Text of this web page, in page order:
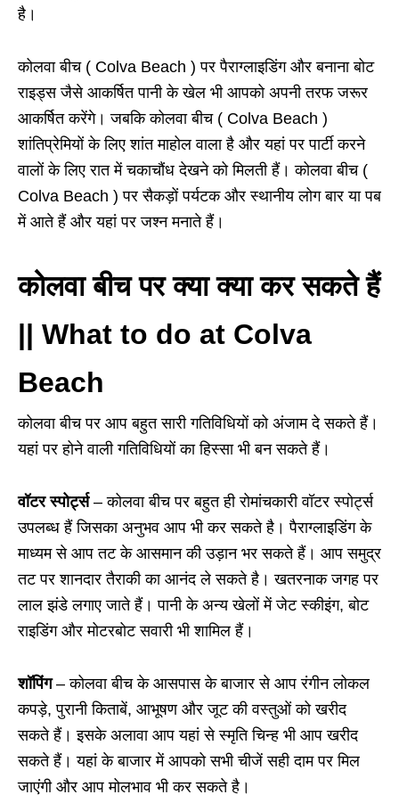
है।
कोलवा बीच ( Colva Beach ) पर पैराग्लाइडिंग और बनाना बोट
राइड्स जैसे आकर्षित पानी के खेल भी आपको अपनी तरफ जरूर
आकर्षित करेंगे। जबकि कोलवा बीच ( Colva Beach )
शांतिप्रेमियों के लिए शांत माहोल वाला है और यहां पर पार्टी करने
वालों के लिए रात में चकाचौंध देखने को मिलती हैं। कोलवा बीच (
Colva Beach ) पर सैकड़ों पर्यटक और स्थानीय लोग बार या पब
में आते हैं और यहां पर जश्न मनाते हैं।
कोलवा बीच पर क्या क्या कर सकते हैं
|| What to do at Colva
Beach
कोलवा बीच पर आप बहुत सारी गतिविधियों को अंजाम दे सकते हैं।
यहां पर होने वाली गतिविधियों का हिस्सा भी बन सकते हैं।
वॉटर स्पोर्ट्स– कोलवा बीच पर बहुत ही रोमांचकारी वॉटर स्पोर्ट्स
उपलब्ध हैं जिसका अनुभव आप भी कर सकते है। पैराग्लाइडिंग के
माध्यम से आप तट के आसमान की उड़ान भर सकते हैं। आप समुद्र
तट पर शानदार तैराकी का आनंद ले सकते है। खतरनाक जगह पर
लाल झंडे लगाए जाते हैं। पानी के अन्य खेलों में जेट स्कीइंग,बोट
राइडिंग और मोटरबोट सवारी भी शामिल हैं।
शॉपिंग– कोलवा बीच के आसपास के बाजार से आप रंगीन लोकल
कपड़े,पुरानी किताबें, आभूषण और जूट की वस्तुओं को खरीद
सकते हैं। इसके अलावा आप यहां से स्मृति चिन्ह भी आप खरीद
सकते हैं। यहां के बाजार में आपको सभी चीजें सही दाम पर मिल
जाएंगी और आप मोलभाव भी कर सकते है।